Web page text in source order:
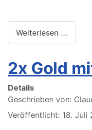
Weiterlesen …
2x Gold
Details
Geschrieben von:
Veröffentlicht: 18. Juli